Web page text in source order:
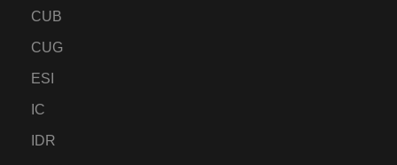
CUB
CUG
ESI
IC
IDR